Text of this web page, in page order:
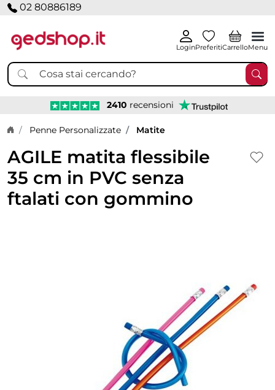
02 80886189
LoginPreferitiCarrelloMenu
2410 recensioni
Home page
Penne Personalizzate Matite
AGILE matita flessibile
35 cm in PVC senza
ftalati con gommino